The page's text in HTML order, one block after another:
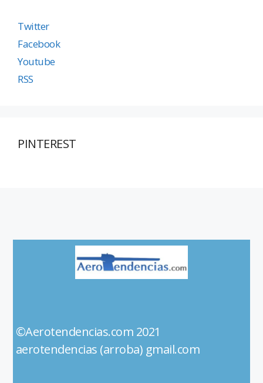
Twitter
Facebook
Youtube
RSS
PINTEREST
©Aerotendencias.com 2021
aerotendencias (arroba) gmail.com